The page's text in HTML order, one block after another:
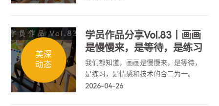
美深
动态
学员作品分享Vol.83丨画画
是慢慢来，是等待，是练习
我们都知道，画画是慢慢来，是等待，
是练习，是情感和技术的合二为一。
2026-04-26